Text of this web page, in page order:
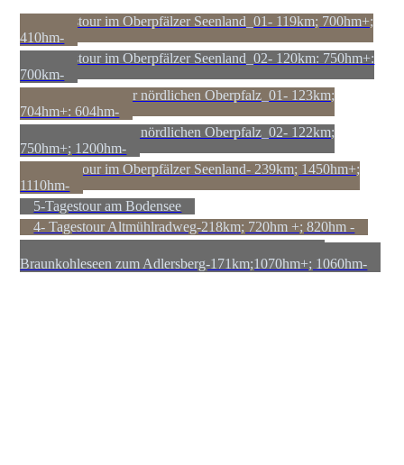
2-Tagestour im Oberpfälzer Seenland_01- 119km; 700hm+;
410hm-
2-Tagestour im Oberpfälzer Seenland_02- 120km: 750hm+:
700km-
2-Tagestour in der nördlichen Oberpfalz_01- 123km;
704hm+: 604hm-
2-Tagestour in der nördlichen Oberpfalz_02- 122km;
750hm+; 1200hm-
4-Tagestour im Oberpfälzer Seenland- 239km; 1450hm+;
1110hm-
5-Tagestour am Bodensee
4- Tagestour Altmühlradweg-218km; 720hm +; 820hm -
3-Tagestour in der Oberpfalz. Von Weiden über die
Braunkohleseen zum Adlersberg-171km;1070hm+; 1060hm-